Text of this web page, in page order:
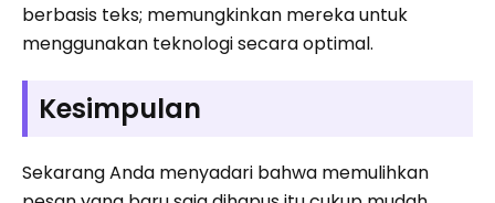
berbasis teks; memungkinkan mereka untuk
menggunakan teknologi secara optimal.
Kesimpulan
Sekarang Anda menyadari bahwa memulihkan